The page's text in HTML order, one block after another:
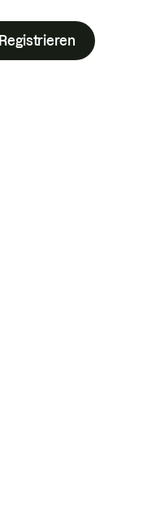
Registrieren